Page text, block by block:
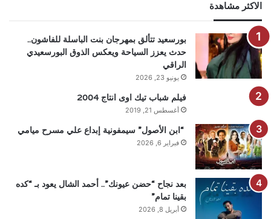
الاكثر مشاهدة
بورسعيد تتألق بمهرجان بنت الباسلة للفاشون..
حدث يعزز السياحة ويعكس الذوق البورسعيدي
الراقي
يونيو 23, 2026
فيلم شباب تيك اوى انتاج 2004
أغسطس 21, 2019
“ابن الأصول” سيمفونية إبداع علي مسرح ميامي
فبراير 6, 2026
بعد نجاح “حضن عيونك”.. أحمد الشال يعود بـ “كده
بقينا تمام”
أبريل 8, 2026